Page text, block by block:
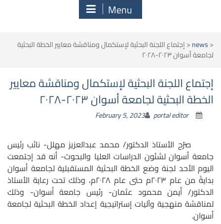
Menu
<
news
<إجتماع اللجنة البحثية لإستكمال ومناقشة معايير الخطة البحثية
لجامعة أسوان ٢٠٢٣-٢٠٢٨
إجتماع اللجنة البحثية لإستكمال ومناقشة معايير
الخطة البحثية لجامعة أسوان ٢٠٢٣-٢٠٢٨
February 5, 2023 portal editor
صرّح الأستاذ الدكتور/ محمد عبدالعزيز مهلل- نائب رئيس
جامعة أسوان لشئون الدراسات العليا والبحوث- أنه قد إجتمعت
اليوم الأحد لجنة وضع الخطة البحثية المستقبلية لجامعة أسوان
بدايةً من عام ٢٠٢٣م حتى عام ٢٠٢٨م، وذلك تحت رعاية الأستاذ
الدكتور/ أيمن محمود عثمان- رئيس جامعة أسوان- وذلك
لمناقشة منهجية وآليات إستراتيجية إعداد الخطة البحثية لجامعة
أسوان.